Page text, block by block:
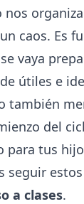
nos
caos. Es
vaya
útiles e
también
del
para tus
seguir estos
a clases.